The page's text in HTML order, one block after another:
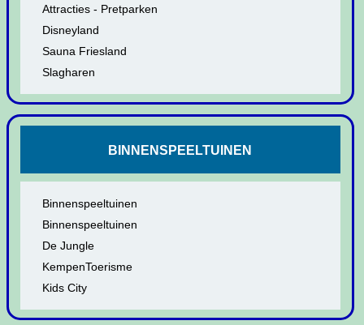
Attracties - Pretparken
Disneyland
Sauna Friesland
Slagharen
BINNENSPEELTUINEN
Binnenspeeltuinen
Binnenspeeltuinen
De Jungle
KempenToerisme
Kids City